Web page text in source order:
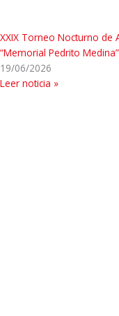
XXIX Torneo Nocturno de
“Memorial Pedrito Medina”
19/06/2026
Leer noticia »